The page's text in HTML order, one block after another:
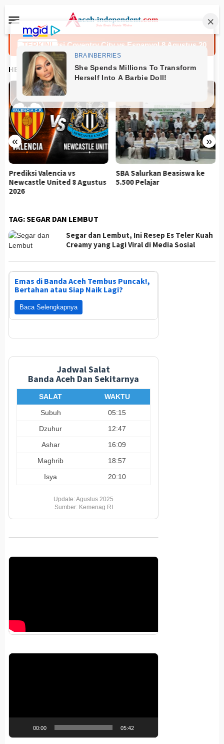
ke
kontenMobile
TERKINI
Prediksi Coventry City vs Espanyol 8 Agustus 2026
HEADLINES
« »
Prediksi Valencia vs
Newcastle United 8 Agustus
2026
SBA Salurkan Beasiswa ke
5.500 Pelajar
TAG:SEGAR DAN LEMBUT
Segar dan Lembut, Ini Resep Es Teler Kuah
Creamy yang Lagi Viral di Media Sosial
Emas di Banda Aceh Tembus Puncak!,
Bertahan atau Siap Naik Lagi?
Baca Selengkapnya
Jadwal Salat
Banda Aceh Dan Sekitarnya
SALAT
WAKTU
Subuh
05:15
Dzuhur
12:47
Ashar
16:09
Maghrib
18:57
Isya
20:10
Update: Agustus 2025
Sumber: Kemenag RI
Pemutar
00:00 05:42